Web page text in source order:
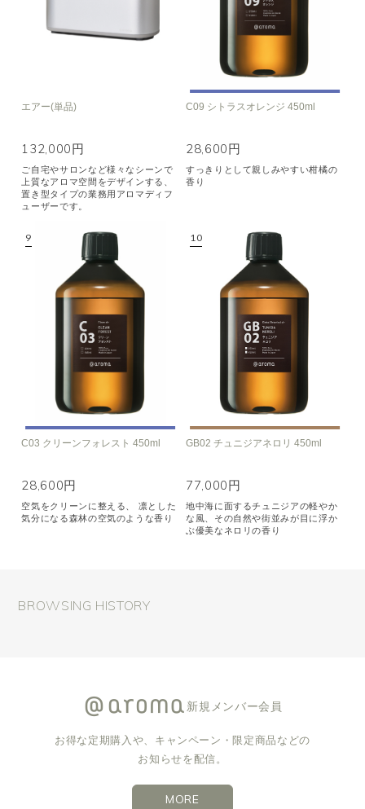
エアー(単品)
132,000円
ご自宅やサロンなど様々なシーンで
上質なアロマ空間をデザインする、
置き型タイプの業務用アロマディフ
ューザーです。
C09 シトラスオレンジ 450ml
28,600円
すっきりとして親しみやすい柑橘の
香り
C03 クリーンフォレスト 450ml
28,600円
空気をクリーンに整える、 凛とした
気分になる森林の空気のような香り
GB02 チュニジアネロリ 450ml
77,000円
地中海に面するチュニジアの軽やか
な風、その自然や街並みが目に浮か
ぶ優美なネロリの香り
BROWSING HISTORY
新規メンバー会員
お得な定期購入や、キャンペーン・限定商品などの
お知らせを配信。
MORE